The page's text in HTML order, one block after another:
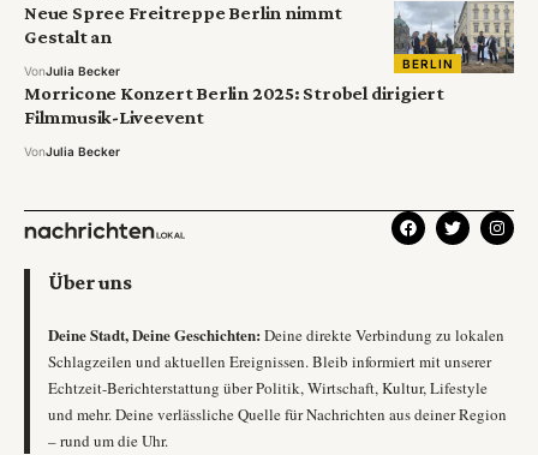
BERLIN
Neue Spree Freitreppe Berlin nimmt
Gestalt an
VonJulia Becker
Morricone Konzert Berlin 2025: Strobel dirigiert
Filmmusik-Liveevent
VonJulia Becker
Über uns
Deine Stadt, Deine Geschichten: Deine direkte Verbindung zu lokalen
Schlagzeilen und aktuellen Ereignissen. Bleib informiert mit unserer
Echtzeit-Berichterstattung über Politik, Wirtschaft, Kultur, Lifestyle
und mehr. Deine verlässliche Quelle für Nachrichten aus deiner Region
– rund um die Uhr.